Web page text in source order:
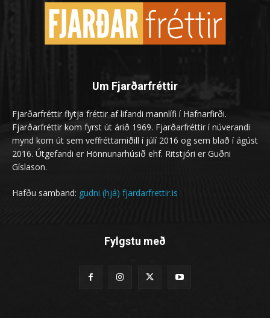
Um Fjarðarfréttir
Fjarðarfréttir flytja fréttir af lifandi mannlífi í Hafnarfirði.
Fjarðarfréttir kom fyrst út árið 1969. Fjarðarfréttir í núverandi
mynd kom út sem veffréttamiðill í júlí 2016 og sem blað í ágúst
2016. Útgefandi er Hönnunarhúsið ehf. Ritstjóri er Guðni
Gíslason.
Hafðu samband: gudni (hjá) fjardarfrettir.is
Fylgstu með